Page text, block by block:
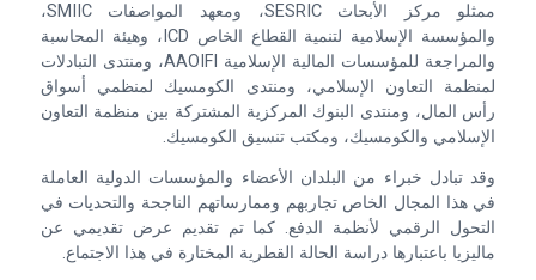
ممثلو مركز الأبحاث SESRIC، ومعهد المواصفات SMIIC،
والمؤسسة الإسلامية لتنمية القطاع الخاص ICD، وهيئة المحاسبة
والمراجعة للمؤسسات المالية الإسلامية AAOIFI، ومنتدى التبادلات
لمنظمة التعاون الإسلامي، ومنتدى الكومسيك لمنظمي أسواق
رأس المال، ومنتدى البنوك المركزية المشتركة بين منظمة التعاون
الإسلامي والكومسيك، ومكتب تنسيق الكومسيك.
وقد تبادل خبراء من البلدان الأعضاء والمؤسسات الدولية العاملة
في هذا المجال الخاص تجاربهم وممارساتهم الناجحة والتحديات في
التحول الرقمي لأنظمة الدفع. كما تم تقديم عرض تقديمي عن
ماليزيا باعتبارها دراسة الحالة القطرية المختارة في هذا الاجتماع.